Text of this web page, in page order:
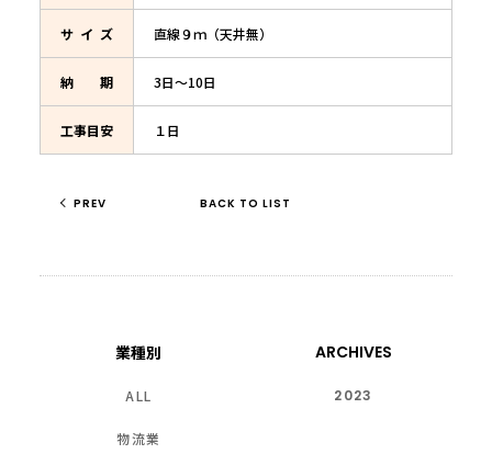
サイズ 直線９ｍ（天井無）
納期 3日～10日
工事目安 １日
PREV BACK TO LIST
業種別
ALL
物流業
ARCHIVES
2023